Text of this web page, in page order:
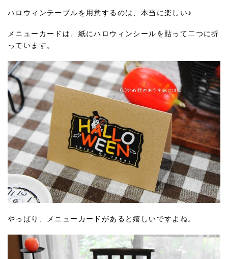
ハロウィンテーブルを用意するのは、本当に楽しい♪
メニューカードは、紙にハロウィンシールを貼って二つに折
っています。
やっぱり、メニューカードがあると嬉しいですよね。